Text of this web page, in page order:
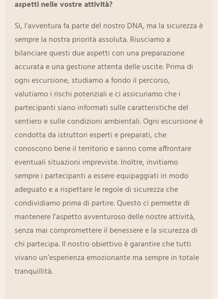
aspetti nelle vostre attività?
Si, l'avventura fa parte del nostro DNA, ma la sicurezza è
sempre la nostra priorità assoluta. Riusciamo a
bilanciare questi due aspetti con una preparazione
accurata e una gestione attenta delle uscite. Prima di
ogni escursione, studiamo a fondo il percorso,
valutiamo i rischi potenziali e ci assicuriamo che i
partecipanti siano informati sulle caratteristiche del
sentiero e sulle condizioni ambientali. Ogni escursione è
condotta da istruttori esperti e preparati, che
conoscono bene il territorio e sanno come affrontare
eventuali situazioni impreviste. Inoltre, invitiamo
sempre i partecipanti a essere equipaggiati in modo
adeguato e a rispettare le regole di sicurezza che
condividiamo prima di partire. Questo ci permette di
mantenere l’aspetto avventuroso delle nostre attività,
senza mai compromettere il benessere e la sicurezza di
chi partecipa. Il nostro obiettivo è garantire che tutti
vivano un’esperienza emozionante ma sempre in totale
tranquillità.